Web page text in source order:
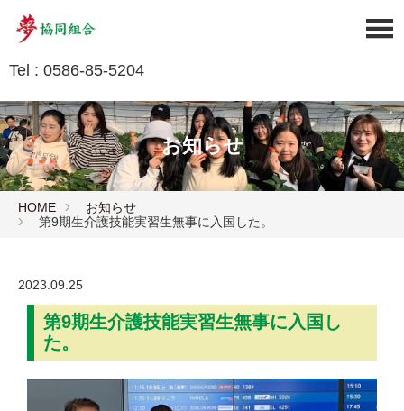
Tel : 0586-85-5204
お知らせ
HOME
お知らせ
第9期生介護技能実習生無事に入国した。
2023.09.25
第9期生介護技能実習生無事に入国し
た。